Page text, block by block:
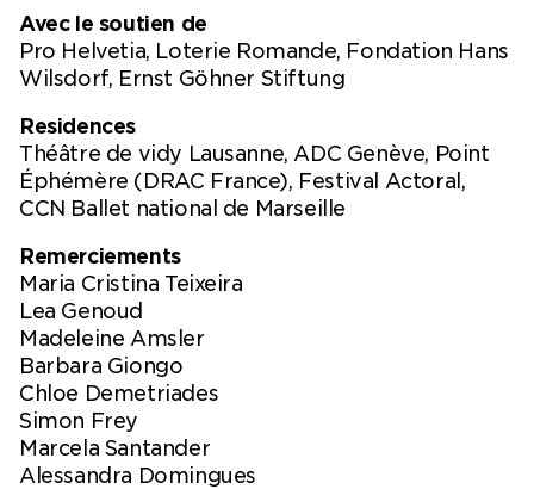
Avec le soutien de
Pro Helvetia, Loterie Romande, Fondation Hans
Wilsdorf, Ernst Göhner Stiftung
Residences
Théâtre de vidy Lausanne, ADC Genève, Point
Éphémère (DRAC France), Festival Actoral,
CCN Ballet national de Marseille
Remerciements
Maria Cristina Teixeira
Lea Genoud
Madeleine Amsler
Barbara Giongo
Chloe Demetriades
Simon Frey
Marcela Santander
Alessandra Domingues